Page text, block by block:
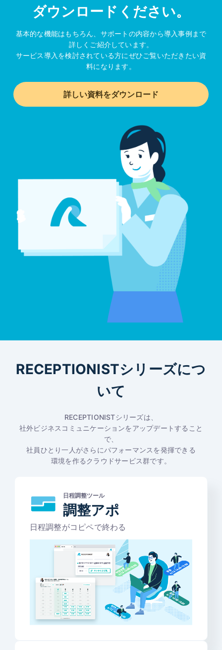
ダウンロードください。
基本的な機能はもちろん、サポートの内容から導入事例まで
詳しくご紹介しています。
サービス導入を検討されている方にぜひご覧いただきたい資
料になります。
詳しい資料をダウンロード
RECEPTIONISTシリーズにつ
いて
RECEPTIONISTシリーズは、
社外ビジネスコミュニケーションをアップデートすること
で、
社員ひとり一人がさらにパフォーマンスを発揮できる
環境を作るクラウドサービス群です。
日程調整ツール
調整アポ
日程調整がコピペで終わる